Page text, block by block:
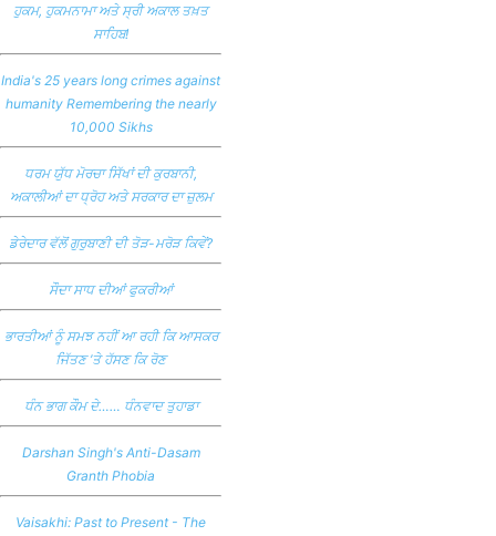
ਹੁਕਮ, ਹੁਕਮਨਾਮਾ ਅਤੇ ਸ੍ਰੀ ਅਕਾਲ ਤਖ਼ਤ
ਸਾਹਿਬ!
India's 25 years long crimes against
humanity Remembering the nearly
10,000 Sikhs
ਧਰਮ ਯੁੱਧ ਮੋਰਚਾ ਸਿੱਖਾਂ ਦੀ ਕੁਰਬਾਨੀ,
ਅਕਾਲੀਆਂ ਦਾ ਧ੍ਰੋਹ ਅਤੇ ਸਰਕਾਰ ਦਾ ਜ਼ੁਲਮ
ਡੇਰੇਦਾਰ ਵੱਲੋਂ ਗੁਰੁਬਾਣੀ ਦੀ ਤੋੜ-ਮਰੋੜ ਕਿਵੇਂ?
ਸੌਦਾ ਸਾਧ ਦੀਆਂ ਫੁਕਰੀਆਂ
ਭਾਰਤੀਆਂ ਨੂੰ ਸਮਝ ਨਹੀਂ ਆ ਰਹੀ ਕਿ ਆਸਕਰ
ਜਿੱਤਣ ’ਤੇ ਹੱਸਣ ਕਿ ਰੋਣ
ਧੰਨ ਭਾਗ ਕੌਮ ਦੇ…… ਧੰਨਵਾਦ ਤੁਹਾਡਾ
Darshan Singh's Anti-Dasam
Granth Phobia
Vaisakhi: Past to Present - The